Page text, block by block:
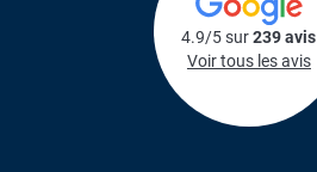
4.9/5 sur239 avis
Voir tous les avis